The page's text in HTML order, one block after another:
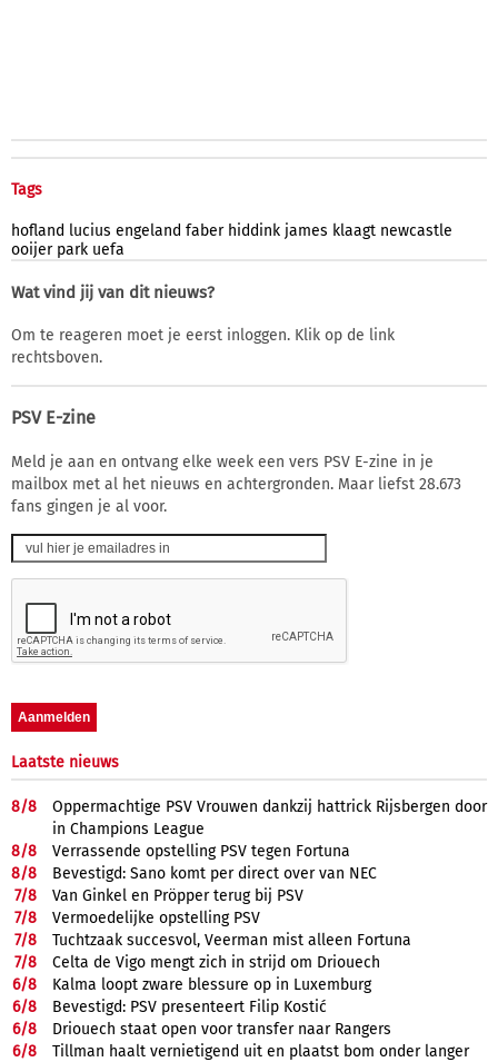
Tags
hofland lucius engeland faber hiddink james klaagt newcastle
ooijer park uefa
Wat vind jij van dit nieuws?
Om te reageren moet je eerst inloggen. Klik op de link
rechtsboven.
PSV E-zine
Meld je aan en ontvang elke week een vers PSV E-zine in je
mailbox met al het nieuws en achtergronden. Maar liefst 28.673
fans gingen je al voor.
Laatste nieuws
8/8
Oppermachtige PSV Vrouwen dankzij hattrick Rijsbergen door
in Champions League
8/8
Verrassende opstelling PSV tegen Fortuna
8/8
Bevestigd: Sano komt per direct over van NEC
7/8
Van Ginkel en Pröpper terug bij PSV
7/8
Vermoedelijke opstelling PSV
7/8
Tuchtzaak succesvol, Veerman mist alleen Fortuna
7/8
Celta de Vigo mengt zich in strijd om Driouech
6/8
Kalma loopt zware blessure op in Luxemburg
6/8
Bevestigd: PSV presenteert Filip Kostić
6/8
Driouech staat open voor transfer naar Rangers
6/8
Tillman haalt vernietigend uit en plaatst bom onder langer